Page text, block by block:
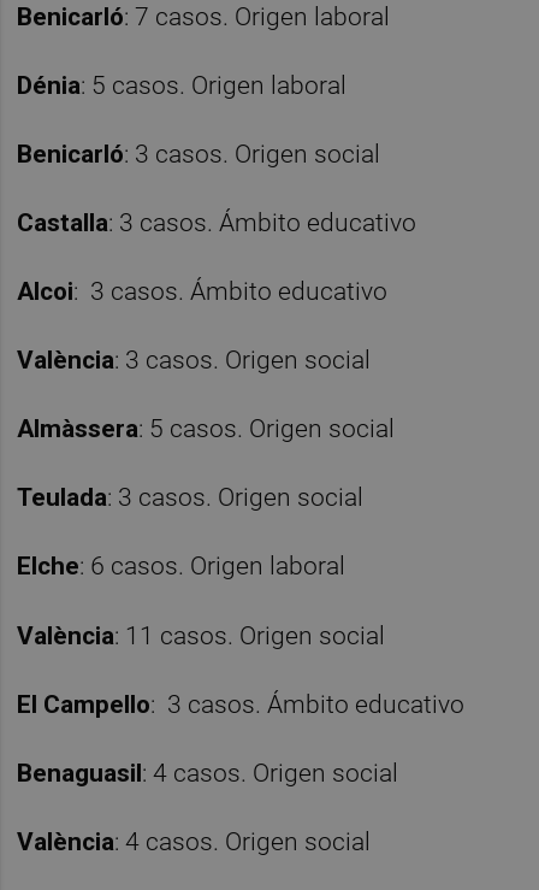
Benicarló: 7 casos. Origen laboral
Dénia: 5 casos. Origen laboral
Benicarló: 3 casos. Origen social
Castalla: 3 casos. Ámbito educativo
Alcoi: 3 casos. Ámbito educativo
València: 3 casos. Origen social
Almàssera: 5 casos. Origen social
Teulada: 3 casos. Origen social
Elche: 6 casos. Origen laboral
València: 11 casos. Origen social
El Campello: 3 casos. Ámbito educativo
Benaguasil: 4 casos. Origen social
València: 4 casos. Origen social